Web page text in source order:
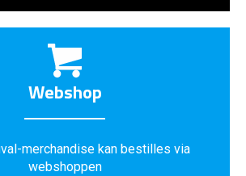
Webshop
merchandise kan bestilles via
webshoppen